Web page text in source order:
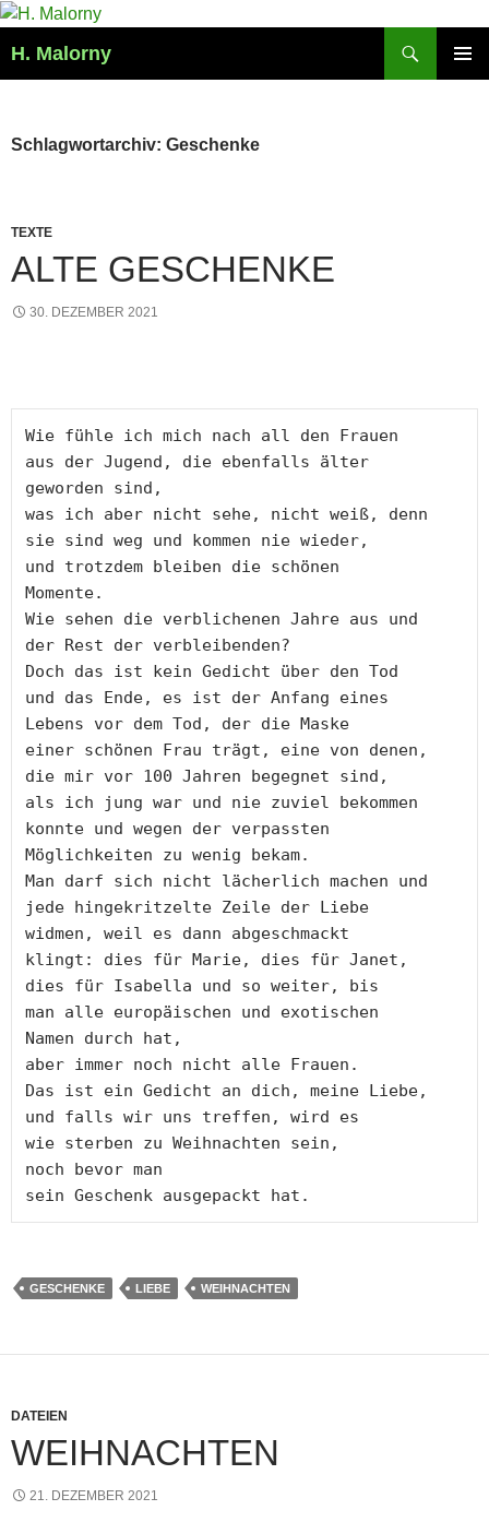
Zum
springen
H. Malorny
Schlagwortarchiv: Geschenke
TEXTE
ALTE GESCHENKE
30. DEZEMBER 2021
Wie fühle ich mich nach all den Frauen
aus der Jugend, die ebenfalls älter
geworden sind,
was ich aber nicht sehe, nicht weiß, denn
sie sind weg und kommen nie wieder,
und trotzdem bleiben die schönen
Momente.
Wie sehen die verblichenen Jahre aus und
der Rest der verbleibenden?
Doch das ist kein Gedicht über den Tod
und das Ende, es ist der Anfang eines
Lebens vor dem Tod, der die Maske
einer schönen Frau trägt, eine von denen,
die mir vor 100 Jahren begegnet sind,
als ich jung war und nie zuviel bekommen
konnte und wegen der verpassten
Möglichkeiten zu wenig bekam.
Man darf sich nicht lächerlich machen und
jede hingekritzelte Zeile der Liebe
widmen, weil es dann abgeschmackt
klingt: dies für Marie, dies für Janet,
dies für Isabella und so weiter, bis
man alle europäischen und exotischen
Namen durch hat,
aber immer noch nicht alle Frauen.
Das ist ein Gedicht an dich, meine Liebe,
und falls wir uns treffen, wird es
wie sterben zu Weihnachten sein,
noch bevor man
GESCHENKE LIEBE WEIHNACHTEN
DATEIEN
WEIHNACHTEN
21. DEZEMBER 2021